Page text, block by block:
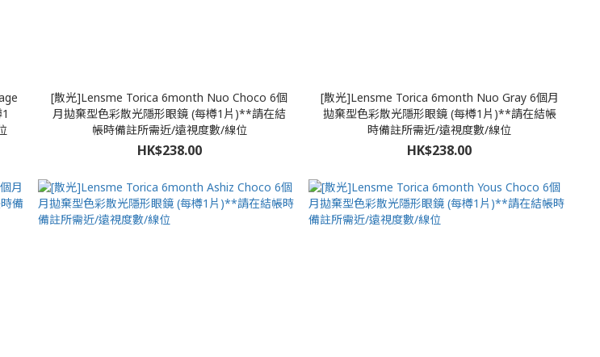
[散光]Lensme Torica 6month Nuo Choco 6個
月拋棄型色彩散光隱形眼鏡 (每樽1片)**請在結
帳時備註所需近/遠視度數/線位
HK$238.00
[散光]Lensme Torica 6month Nuo Gray 6個月
拋棄型色彩散光隱形眼鏡 (每樽1片)**請在結帳
時備註所需近/遠視度數/線位
HK$238.00